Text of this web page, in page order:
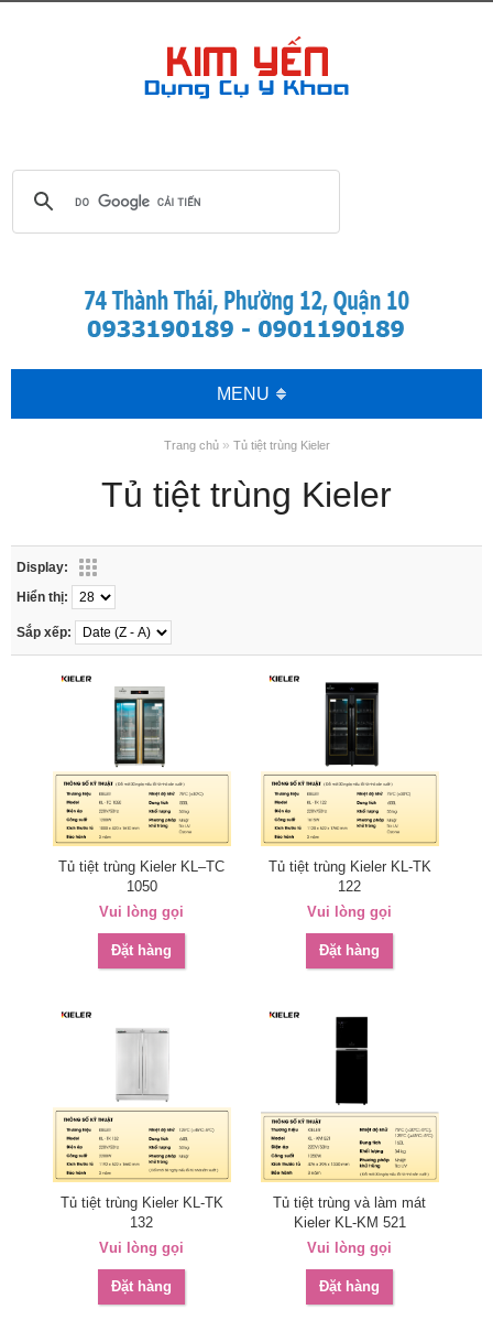
MENU
Trang chủ» Tủ tiệt trùng Kieler
Tủ tiệt trùng Kieler
Display:
Hiển thị:
Sắp xếp:
Tủ tiệt trùng Kieler KL–TC
1050
Vui lòng gọi
Đặt hàng
Tủ tiệt trùng Kieler KL-TK
122
Vui lòng gọi
Đặt hàng
Tủ tiệt trùng Kieler KL-TK
132
Vui lòng gọi
Đặt hàng
Tủ tiệt trùng và làm mát
Kieler KL-KM 521
Vui lòng gọi
Đặt hàng